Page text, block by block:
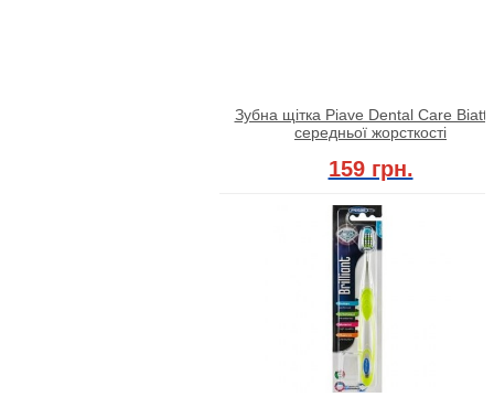
Зубна щітка Piave Dental Care
середньої жорсткості
159 грн.